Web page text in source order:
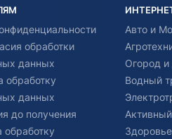
обработки
данных
обработку
данных
до получения
обработку
Авто и
Огород и
Водный
Здоровье